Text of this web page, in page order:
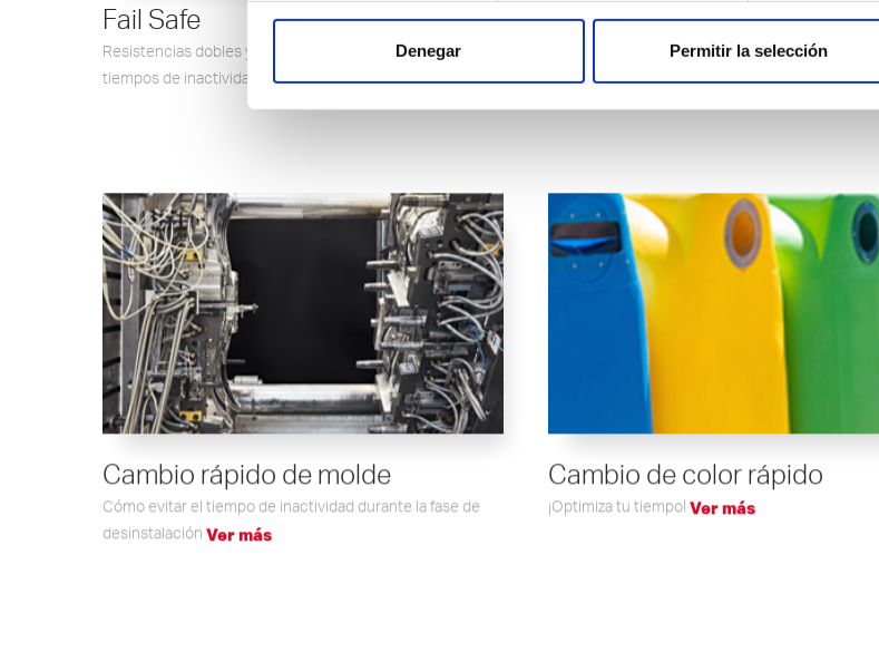
Denegar Permitir la selección
Fail Safe
Resistencias dobles y termopares dobles para evitar los
tiempos de inactividad
Ver más
T-Flow HRS and V-Flow HRS
Temperature and sequential control units
Cambio rápido de molde
Cómo evitar el tiempo de inactividad durante la fase de
desinstalación Ver más
Cambio de color rápido
¡Optimiza tu tiempo! Ver más